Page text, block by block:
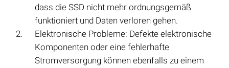
dass die SSD nicht mehr ordnungsgemäß
funktioniert und Daten verloren gehen.
Elektronische Probleme: Defekte elektronische
Komponenten oder eine fehlerhafte
Stromversorgung können ebenfalls zu einem